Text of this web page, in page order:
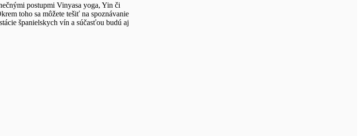
postupmi Vinyasa yoga, Yin či
toho sa môžete tešiť na spoznávanie
španielskych vín a súčasťou budú aj